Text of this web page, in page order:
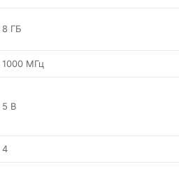
8 ГБ
1000 МГц
5 В
4